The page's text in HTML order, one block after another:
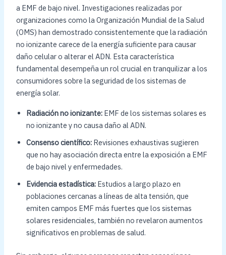
a EMF de bajo nivel. Investigaciones realizadas por
organizaciones como la Organización Mundial de la Salud
(OMS) han demostrado consistentemente que la radiación
no ionizante carece de la energía suficiente para causar
daño celular o alterar el ADN. Esta característica
fundamental desempeña un rol crucial en tranquilizar a los
consumidores sobre la seguridad de los sistemas de
energía solar.
Radiación no ionizante:EMF de los sistemas solares es
no ionizante y no causa daño al ADN.
Consenso científico:Revisiones exhaustivas sugieren
que no hay asociación directa entre la exposición a EMF
de bajo nivel y enfermedades.
Evidencia estadística:Estudios a largo plazo en
poblaciones cercanas a líneas de alta tensión, que
emiten campos EMF más fuertes que los sistemas
solares residenciales, también no revelaron aumentos
significativos en problemas de salud.